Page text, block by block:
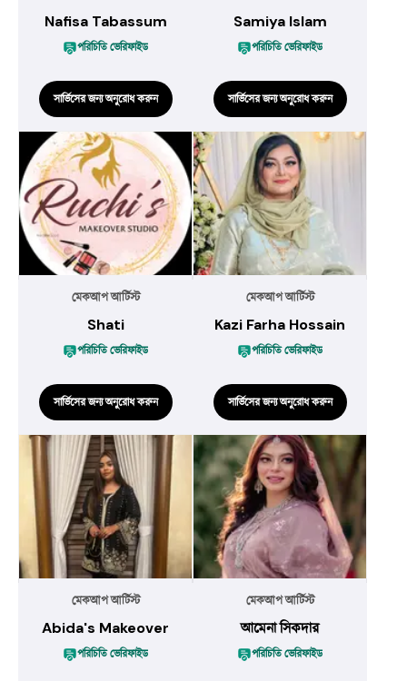
Nafisa Tabassum
পরিচিতি ভেরিফাইড
সার্ভিসের জন্য অনুরোধ করুন
Samiya Islam
পরিচিতি ভেরিফাইড
সার্ভিসের জন্য অনুরোধ করুন
মেকআপ আর্টিস্ট
Shati
পরিচিতি ভেরিফাইড
সার্ভিসের জন্য অনুরোধ করুন
মেকআপ আর্টিস্ট
Kazi Farha Hossain
পরিচিতি ভেরিফাইড
সার্ভিসের জন্য অনুরোধ করুন
মেকআপ আর্টিস্ট
Abida's Makeover
পরিচিতি ভেরিফাইড
মেকআপ আর্টিস্ট
আমেনা সিকদার
পরিচিতি ভেরিফাইড